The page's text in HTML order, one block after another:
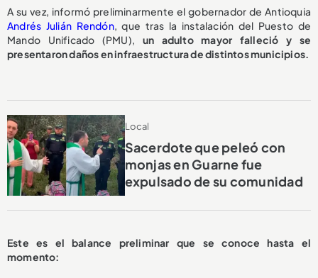
A su vez, informó preliminarmente el gobernador de Antioquia
Andrés Julián Rendón, que tras la instalación del Puesto de
Mando Unificado (PMU), un adulto mayor falleció y se
presentaron daños en infraestructura de distintos municipios.
Local
Sacerdote que peleó con
monjas en Guarne fue
expulsado de su comunidad
Este es el balance preliminar que se conoce hasta el
momento: